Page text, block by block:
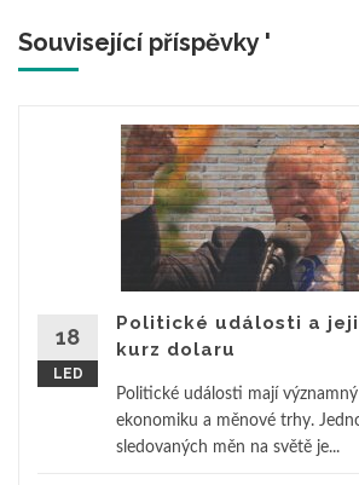
Související příspěvky '
18
LED
Politické události a
kurz dolaru
Politické události mají
ekonomiku a měnové trhy.
sledovaných měn na světě je...